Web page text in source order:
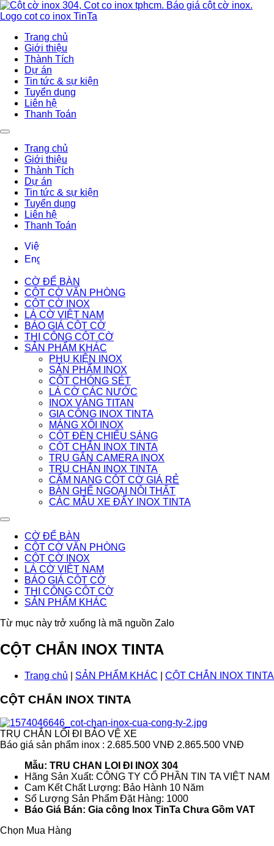
Trang chủ
Giới thiệu
Thành Tích
Dự án
Tin tức & sự kiện
Tuyển dụng
Liên hệ
Thanh Toán
Trang chủ
Giới thiệu
Thành Tích
Dự án
Tin tức & sự kiện
Tuyển dụng
Liên hệ
Thanh Toán
CỜ ĐỂ BÀN
CỘT CỜ VĂN PHÒNG
CỘT CỜ INOX
LÁ CỜ VIỆT NAM
BÁO GIÁ CỘT CỜ
THI CÔNG CỘT CỜ
SẢN PHẨM KHÁC
PHỤ KIỆN INOX
SẢN PHẨM INOX
CỘT CHÓNG SÉT
LÁ CỜ CÁC NƯỚC
INOX VÀNG TITAN
GIA CÔNG INOX TINTA
MÁNG XỐI INOX
CỘT ĐÈN CHIẾU SÁNG
CỘT CHẮN INOX TINTA
TRỤ GẮN CAMERA INOX
TRỤ CHẮN INOX TINTA
CẨM NANG CỘT CỜ GIÁ RẺ
BÀN GHẾ NGOẠI NỘI THẤT
CÁC MẪU XE ĐẨY INOX TINTA
CỜ ĐỂ BÀN
CỘT CỜ VĂN PHÒNG
CỘT CỜ INOX
LÁ CỜ VIỆT NAM
BÁO GIÁ CỘT CỜ
THI CÔNG CỘT CỜ
SẢN PHẨM KHÁC
Từ mục này trở xuống là mã nguồn Zalo
CỘT CHẮN INOX TINTA
Trang chủ SẢN PHẨM KHÁC CỘT CHẮN INOX TINTA
CỘT CHẮN INOX TINTA
TRỤ CHẮN LỐI ĐI BẢO VỆ XE
Báo giá sản phẩm inox : 2.685.500 VNĐ 2.865.500 VNĐ
Mẫu: TRU CHAN LOI ĐI INOX 304
Hãng Sản Xuất: CÔNG TY CỔ PHẦN TIN TA VIỆT NAM
Cam Kết Chất Lượng: Bảo Hành 10 Năm
Số Lượng Sản Phẩm Đặt Hàng: 1000
Báo Giá Bán: Gia công Inox TinTa Chưa Gồm VAT
Chọn Mua Hàng